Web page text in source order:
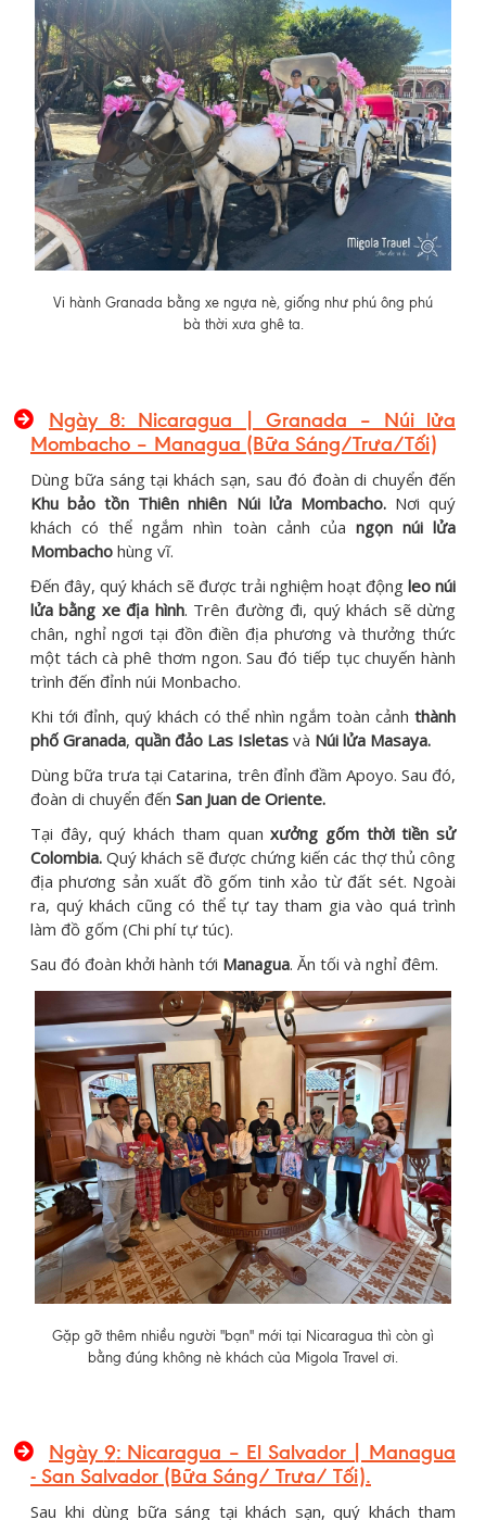
Vi hành Granada bằng xe ngựa nè, giống như phú ông phú
bà thời xưa ghê ta.
Ngày 8: Nicaragua | Granada – Núi lửa
Mombacho – Managua (Bữa Sáng/Trưa/Tối)
Dùng bữa sáng tại khách sạn, sau đó đoàn di chuyển đến
Khu bảo tồn Thiên nhiên Núi lửa Mombacho. Nơi quý
khách có thể ngắm nhìn toàn cảnh của ngọn núi lửa
Mombacho hùng vĩ.
Đến đây, quý khách sẽ được trải nghiệm hoạt động leo núi
lửa bằng xe địa hình. Trên đường đi, quý khách sẽ dừng
chân, nghỉ ngơi tại đồn điền địa phương và thưởng thức
một tách cà phê thơm ngon. Sau đó tiếp tục chuyến hành
trình đến đỉnh núi Monbacho.
Khi tới đỉnh, quý khách có thể nhìn ngắm toàn cảnh thành
phố Granada, quần đảo Las Isletas và Núi lửa Masaya.
Dùng bữa trưa tại Catarina, trên đỉnh đầm Apoyo. Sau đó,
đoàn di chuyển đến San Juan de Oriente.
Tại đây, quý khách tham quanxưởng gốm thời tiền sử
Colombia. Quý khách sẽ được chứng kiến các thợ thủ công
địa phương sản xuất đồ gốm tinh xảo từ đất sét. Ngoài
ra, quý khách cũng có thể tự tay tham gia vào quá trình
làm đồ gốm (Chi phí tự túc).
Sau đó đoàn khởi hành tới Managua. Ăn tối và nghỉ đêm.
Gặp gỡ thêm nhiều người "bạn" mới tại Nicaragua thì còn gì
bằng đúng không nè khách của Migola Travel ơi.
Ngày 9: Nicaragua – El Salvador | Managua
- San Salvador (Bữa Sáng/ Trưa/ Tối).
Sau khi dùng bữa sáng tại khách sạn, quý khách tham